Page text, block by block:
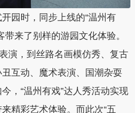
时，同步上线的“温州有
带来了别样的游园文化体验。
演，到丝路名画模仿秀、复古
互动、魔术表演、国潮杂耍
，“温州有戏”达人秀活动实现
精彩艺术体验。而此次“五